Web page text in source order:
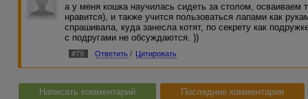
а у меня кошка научилась сидеть за столом, осваиваем
нравится), и также учится пользоваться лапами как
спрашивала, куда занесла котят, по секрету как
с подругами не обсуждаются. ))
#79 Ответить / Цитировать
Написать комментарий Последние комментарии